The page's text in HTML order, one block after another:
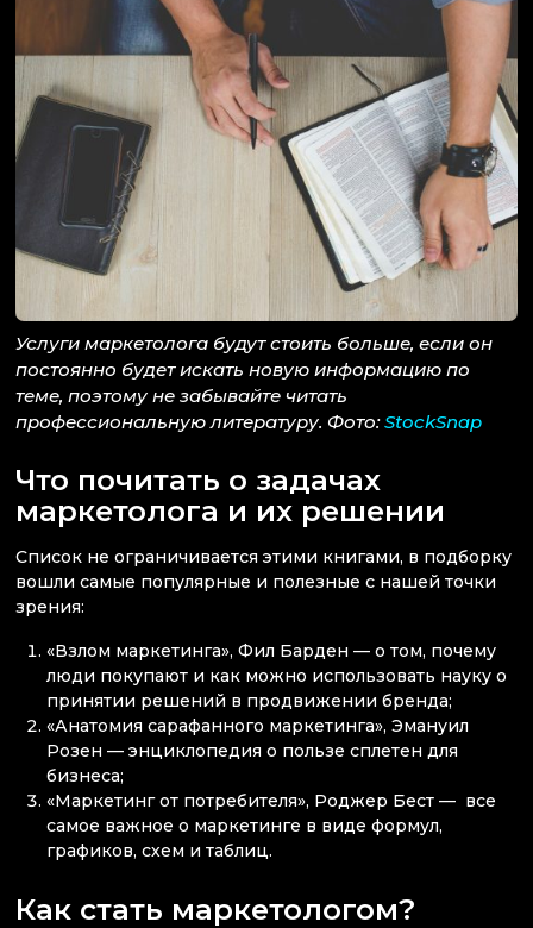
Услуги маркетолога будут стоить больше, если он
постоянно будет искать новую информацию по
теме, поэтому не забывайте читать
профессиональную литературу. Фото:StockSnap
Что почитать о задачах
маркетолога и их решении
Список не ограничивается этими книгами, в подборку
вошли самые популярные и полезные с нашей точки
зрения:
«Взлом маркетинга», Фил Барден — о том, почему
люди покупают и как можно использовать науку о
принятии решений в продвижении бренда;
«Анатомия сарафанного маркетинга», Эмануил
Розен — энциклопедия о пользе сплетен для
бизнеса;
«Маркетинг от потребителя», Роджер Бест — все
самое важное о маркетинге в виде формул,
графиков, схем и таблиц.
Как стать маркетологом?